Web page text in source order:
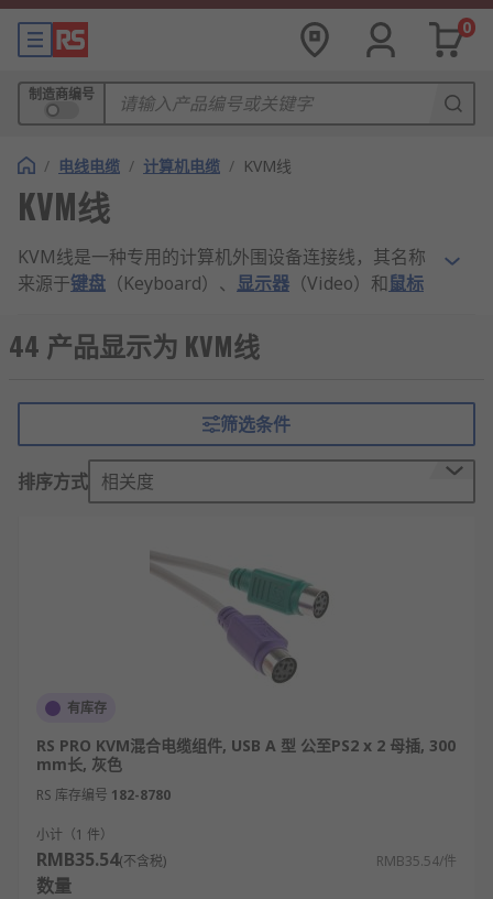
0
制造商编号
/ 电线电缆 / 计算机电缆 / KVM线
KVM线
KVM线是一种专用的计算机外围设备连接线，其名称
来源于键盘 （Keyboard）、 显示器 （Video）和鼠标
套键盘、显示器和鼠标能够同时控制两台或多台计算
机，并通过线缆上的物理开关或按钮，快速在不同计
这种设计极大地简化了工作环境，尤其适用于需要同
时操作多台主机的用户，如网络管理员、软件开发者
和数据中心技术人员。使用KVM线可以避免桌面上摆
设置，只需轻松一按，即可将控制权从一台电脑转移
到另一台，实现硬件资源的共享与高效管理。
KVM线本质是键盘、显示、鼠标信号的延长与
其内部包含多股独立导线，分别对应
VGA/DVI/HDMI/DP的视频信号、USB/PS2的
通过标准的接口与电脑主机的对应输出端口连
接，将主机的信号引出至KVM切换器。
44 产品显示为 KVM线
筛选条件
排序方式 相关度
有库存
RS PRO KVM混合电缆组件, USB A 型 公至PS2 x 2 母插, 300
mm长, 灰色
RS 库存编号 182-8780
小计（1 件）
RMB35.54(不含税) RMB35.54/件
数量